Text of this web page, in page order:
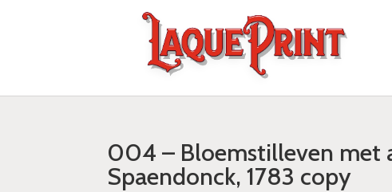
004 – Bloemstilleven met
Spaendonck, 1783 copy